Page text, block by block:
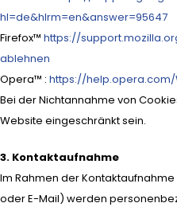
hl=de&hlrm=en&answer=95647
Firefox™ https://
ablehnen
Opera™ : https://
Bei der Nichtannahme von
Website eingeschränkt sein.
3. Kontaktaufnahme
Im Rahmen der
oder E-Mail) werden